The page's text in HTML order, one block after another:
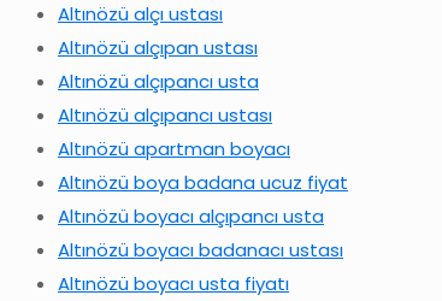
Altınözü alçı ustası
Altınözü alçıpan ustası
Altınözü alçıpancı usta
Altınözü alçıpancı ustası
Altınözü apartman boyacı
Altınözü boya badana ucuz fiyat
Altınözü boyacı alçıpancı usta
Altınözü boyacı badanacı ustası
Altınözü boyacı usta fiyatı